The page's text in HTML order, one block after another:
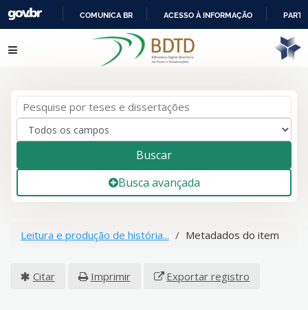
IR
PARA
COMUNICA BR ACESSO À INFORMAÇÃO
Pular para o conteúdo
Buscar
Busca avançada
Leitura e produção de história... Metadados do item
Citar Imprimir Exportar registro